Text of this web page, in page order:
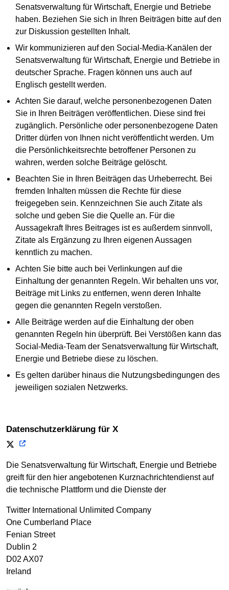
Senatsverwaltung für Wirtschaft, Energie und Betriebe
haben. Beziehen Sie sich in Ihren Beiträgen bitte auf den
zur Diskussion gestellten Inhalt.
Wir kommunizieren auf den Social-Media-Kanälen der
Senatsverwaltung für Wirtschaft, Energie und Betriebe in
deutscher Sprache. Fragen können uns auch auf
Englisch gestellt werden.
Achten Sie darauf, welche personenbezogenen Daten
Sie in Ihren Beiträgen veröffentlichen. Diese sind frei
zugänglich. Persönliche oder personenbezogene Daten
Dritter dürfen von Ihnen nicht veröffentlicht werden. Um
die Persönlichkeitsrechte betroffener Personen zu
wahren, werden solche Beiträge gelöscht.
Beachten Sie in Ihren Beiträgen das Urheberrecht. Bei
fremden Inhalten müssen die Rechte für diese
freigegeben sein. Kennzeichnen Sie auch Zitate als
solche und geben Sie die Quelle an. Für die
Aussagekraft Ihres Beitrages ist es außerdem sinnvoll,
Zitate als Ergänzung zu Ihren eigenen Aussagen
kenntlich zu machen.
Achten Sie bitte auch bei Verlinkungen auf die
Einhaltung der genannten Regeln. Wir behalten uns vor,
Beiträge mit Links zu entfernen, wenn deren Inhalte
gegen die genannten Regeln verstoßen.
Alle Beiträge werden auf die Einhaltung der oben
genannten Regeln hin überprüft. Bei Verstößen kann das
Social-Media-Team der Senatsverwaltung für Wirtschaft,
Energie und Betriebe diese zu löschen.
Es gelten darüber hinaus die Nutzungsbedingungen des
jeweiligen sozialen Netzwerks.
Datenschutzerklärung für X
Die Senatsverwaltung für Wirtschaft, Energie und Betriebe
greift für den hier angebotenen Kurznachrichtendienst auf
die technische Plattform und die Dienste der
Twitter International Unlimited Company
One Cumberland Place
Fenian Street
Dublin 2
D02 AX07
Ireland